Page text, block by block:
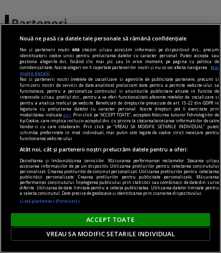
Parteneri
Negocieri decisive în Golf: un acord privind
Strâmtoarea Ormuz ar putea schimba
transportul mondial de petrol
Negocierile dintre Iran și Oman au ajuns în faza
finală. Dacă acordul va fi aprobat, una dintre cele
mai importante rute maritime din lume ar putea
Nouă ne pasă ca datele tale personale să rămână confidențiale
Noi și partenerii noștri606 stocăm și/sau accesăm informații pe dispozitivul dvs., precum
identificatorii cookie unici pentru prelucrarea datelor cu caracter personal. Puteți accepta sau
gestiona alegerile dvs. făcând clic mai jos sau în orice moment, pe pagina cu politica de
confidențialitate. Aceste alegeri vor fi raportate partenerilor noștri și nu vă vor afecta navigarea.
Mai
multe detalii
Noi si partenerii nostri (retelele de socializare si agentiile de publicitate partenere, precum si
furnizorii nostri de servicii de date analitice) prelucram date pentru a permite website-ului sa
functioneze, pentru a personaliza continutul si anunturile publicitare afisate in functie de
interesele si/sau profilul dvs., pentru a va oferi functionalitati aferente retelelor de socializare si
pentru a analiza traficul pe website. Beneficiati de drepturile prevazute de art. 15-22 din GDPR in
legatura cu prelucrarea datelor cu caracter personal. Aceste drepturi pot fi exercitate prin
modalitatea indicataaici
. Prin click pe “ACCEPT TOATE”, acceptati folosirea tuturor Tehnologiilor de
tip Cookie, care implica inclusiv acceptul dvs. cu privire la stocarea/accesarea informatiilor de catre
Vendor-ii cu care colaboram. Prin click pe “VREAU SA MODIFIC SETARILE INDIVIDUAL” puteti
schimba preferintele in mod individual, mai putin cele legate de cookie strict necesare pentru
functionarea website-ului.
Atât noi, cât și partenerii noștri prelucrăm datele pentru a oferi:
Dezvoltarea și îmbunătățirea serviciilor. Măsurarea performanței reclamelor. Stocarea și/sau
accesarea informațiilor de pe un dispozitiv. Utilizarea profilurilor pentru selectarea conținutului
personalizat. Crearea profilurilor de conținut personalizat. Utilizarea profilurilor pentru selectarea
publicității personalizate. Crearea profilurilor pentru publicitate personalizată. Măsurarea
performanței conținutului. Înțelegerea publicului prin statistici sau combinații de date din surse
diferite. Utilizarea de date limitate pentru a selecta publicitatea. Utilizarea datelor limitate pentru
a selecta conținutul. Date precise de geolocație și identificarea prin scanarea dispozitivului.
Listă parteneri (furnizori)
ACCEPT TOATE
VREAU SA MODIFIC SETARILE INDIVIDUAL